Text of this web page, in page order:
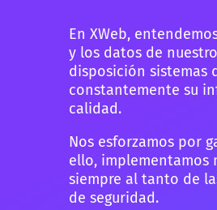
En XWeb,
y los datos de
disposición sistemas
constantemente su
calidad.
Nos esforzamos por
ello, implementamos
siempre al tanto de
de seguridad.